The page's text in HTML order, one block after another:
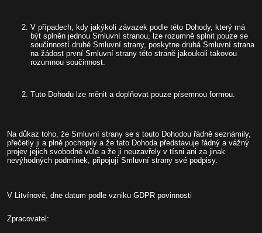
V případech, kdy jakýkoli závazek podle této Dohody, který má
být splněn jednou Smluvní stranou, lze rozumně splnit pouze se
součinností druhé Smluvní strany, poskytne druhá Smluvní strana
na žádost první Smluvní strany této straně jakoukoli takovou
rozumnou součinnost.
Tuto Dohodu lze měnit a doplňovat pouze písemnou formou.
Na důkaz toho, že Smluvní strany se s touto Dohodou řádně seznámily,
přečetly ji a plně pochopily a že tato Dohoda představuje řádný a vážný
projev jejich svobodné vůle a že ji neuzavřely v tísni ani za jinak
nevýhodných podmínek, připojují Smluvní strany své podpisy.
V Litvínově, dne datum podle vzniku GDPR povinnosti
Zpracovatel: